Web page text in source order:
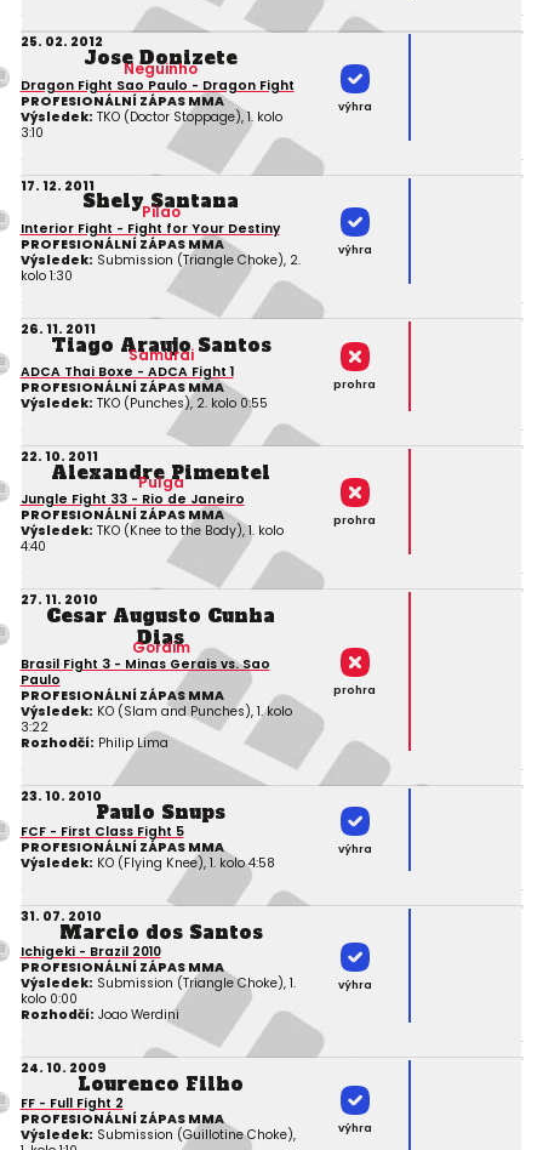
25. 02. 2012
Jose Donizete
Neguinho
Dragon Fight Sao Paulo - Dragon Fight
PROFESIONÁLNÍ ZÁPAS MMA
Výsledek: TKO (Doctor Stoppage), 1. kolo
3:10
výhra
17. 12. 2011
Shely Santana
Pilao
Interior Fight - Fight for Your Destiny
PROFESIONÁLNÍ ZÁPAS MMA
Výsledek: Submission (Triangle Choke), 2.
kolo 1:30
výhra
26. 11. 2011
Tiago Araujo Santos
Samurai
ADCA Thai Boxe - ADCA Fight 1
PROFESIONÁLNÍ ZÁPAS MMA
Výsledek: TKO (Punches), 2. kolo 0:55
prohra
22. 10. 2011
Alexandre Pimentel
Pulga
Jungle Fight 33 - Rio de Janeiro
PROFESIONÁLNÍ ZÁPAS MMA
Výsledek: TKO (Knee to the Body), 1. kolo
4:40
prohra
27. 11. 2010
Cesar Augusto Cunha
Dias
Gordim
Brasil Fight 3 - Minas Gerais vs. Sao
Paulo
PROFESIONÁLNÍ ZÁPAS MMA
Výsledek: KO (Slam and Punches), 1. kolo
3:22
Rozhodčí: Philip Lima
prohra
23. 10. 2010
Paulo Snups
FCF - First Class Fight 5
PROFESIONÁLNÍ ZÁPAS MMA
Výsledek: KO (Flying Knee), 1. kolo 4:58
výhra
31. 07. 2010
Marcio dos Santos
Ichigeki - Brazil 2010
PROFESIONÁLNÍ ZÁPAS MMA
Výsledek: Submission (Triangle Choke), 1.
kolo 0:00
Rozhodčí: Joao Werdini
výhra
24. 10. 2009
Lourenco Filho
FF - Full Fight 2
PROFESIONÁLNÍ ZÁPAS MMA
Výsledek: Submission (Guillotine Choke),
výhra